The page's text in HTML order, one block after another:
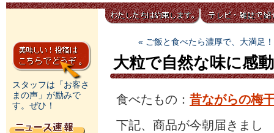
« ご飯と食べたら濃厚で、大満足！
大粒で自然な味に感
食べたもの： 昔ながらの梅
下記、商品が今朝届きまし
スタッフは「お客さ
まの声」が励みで
す。ぜひ！